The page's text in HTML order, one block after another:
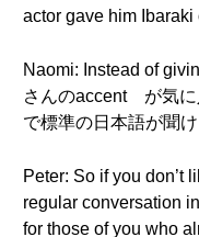
actor gave him Ibaraki
Naomi: Instead of
さんのaccent が気に
で標準の日本語が聞け
Peter: So if you don’t
regular conversation
for those of you who